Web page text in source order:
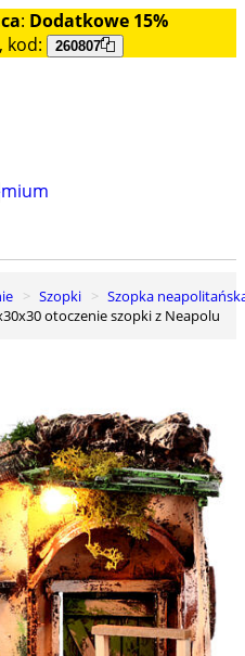
: Dodatkowe 15%
kod: 260807
Szopki
Szopka
otoczenie szopki z Neapolu